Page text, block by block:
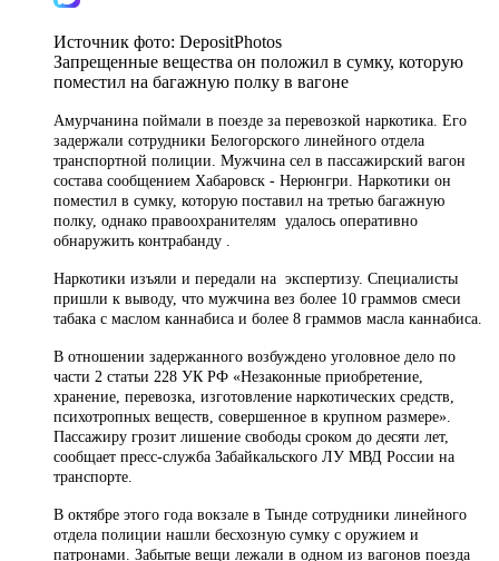
Источник фото: DepositPhotos
Запрещенные вещества он положил в сумку, которую
поместил на багажную полку в вагоне
Амурчанина поймали в поезде за перевозкой наркотика. Его
задержали сотрудники Белогорского линейного отдела
транспортной полиции. Мужчина сел в пассажирский вагон
состава сообщением Хабаровск - Нерюнгри. Наркотики он
поместил в сумку, которую поставил на третью багажную
полку, однако правоохранителям удалось оперативно
обнаружить контрабанду
Наркотики изъяли и передали на экспертизу. Специалисты
пришли к выводу, что мужчина вез более 10 граммов смеси
табака с маслом каннабиса и более 8 граммов масла каннабиса.
В отношении задержанного возбуждено уголовное дело по
части 2 статьи 228 УК РФ «Незаконные приобретение,
хранение, перевозка, изготовление наркотических средств,
психотропных веществ, совершенное в крупном размере».
Пассажиру грозит лишение свободы сроком до десяти лет,
сообщает пресс-служба Забайкальского ЛУ МВД России на
транспорте.
В октябре этого года вокзале в Тынде сотрудники линейного
отдела полиции нашли бесхозную сумку с оружием и
патронами. Забытые вещи лежали в одном из вагонов поезда